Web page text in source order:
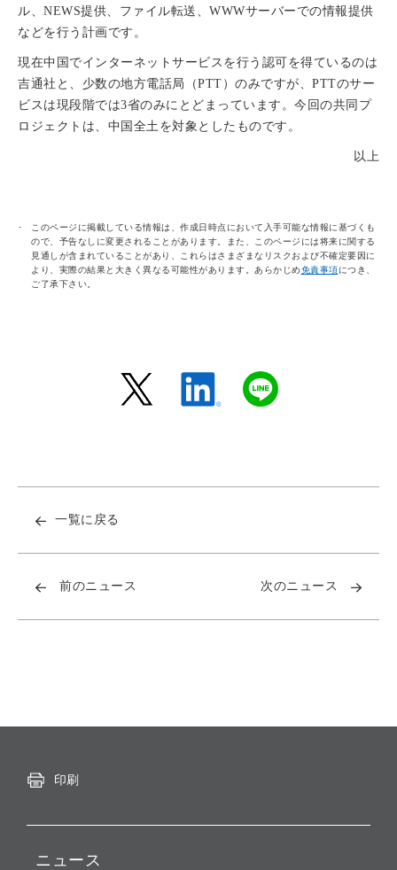
ル、NEWS提供、ファイル転送、WWWサーバーでの情報提供
などを行う計画です。
現在中国でインターネットサービスを行う認可を得ているのは
吉通社と、少数の地方電話局（PTT）のみですが、PTTのサー
ビスは現段階では3省のみにとどまっています。今回の共同プ
ロジェクトは、中国全土を対象としたものです。
以上
このページに掲載している情報は、作成日時点において入手可能な情報に基づくも
ので、予告なしに変更されることがあります。また、このページには将来に関する
見通しが含まれていることがあり、これらはさまざまなリスクおよび不確定要因に
より、実際の結果と大きく異なる可能性があります。あらかじめ免責事項につき、
ご了承下さい。
一覧に戻る
前のニュース 次のニュース
印刷
ニュース